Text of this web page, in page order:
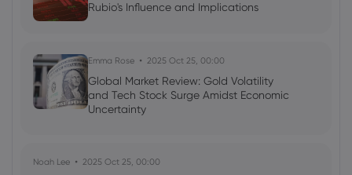
Rubio's Influence and Implications
Emma Rose 2025 Oct 25, 00:00
Global Market Review: Gold Volatility
and Tech Stock Surge Amidst Economic
Uncertainty
Noah Lee 2025 Oct 25, 00:00